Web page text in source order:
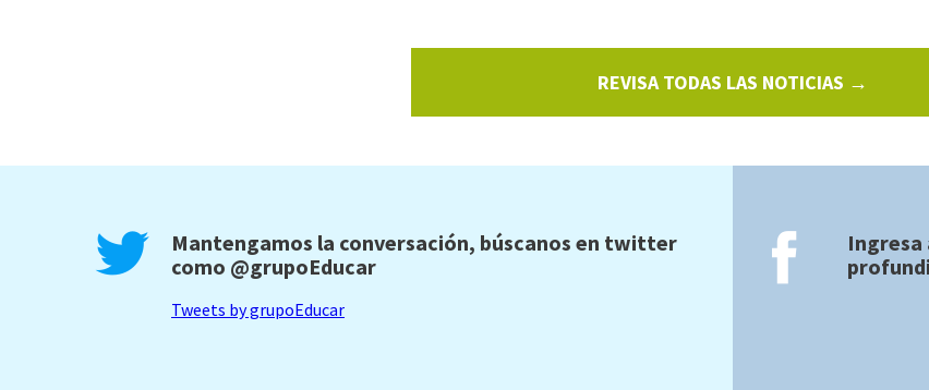
REVISA TODAS LAS NOTICIAS →
Mantengamos la conversación, búscanos en twitter
como @grupoEducar
Tweets by grupoEducar
Ingresa